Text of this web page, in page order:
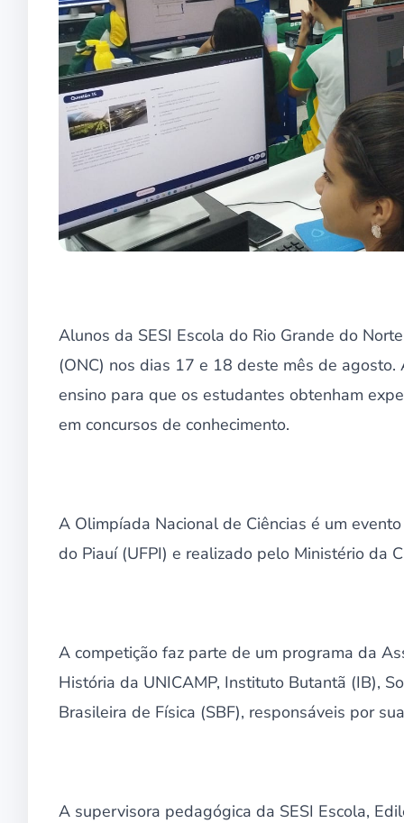
Alunos da SESI Escola do Rio Grande do
(ONC) nos dias 17 e 18 deste mês de
ensino para que os estudantes obtenham
em concursos de conhecimento.
A Olimpíada Nacional de Ciências é um
do Piauí (UFPI) e realizado pelo Ministério da
A competição faz parte de um programa da
História da UNICAMP, Instituto Butantã (IB),
Brasileira de Física (SBF), responsáveis por
A supervisora pedagógica da SESI Escola,